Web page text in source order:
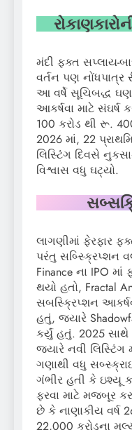
મંદી ફક્ત સપ્લાય-
વર્તન પણ
આ વર્ષે સૂચિબદ્ધ
આકર્ષવા માટે સંઘર્ષ
100 કરોડ થી રૂ.
2026 માં, 22
લિસ્ટિંગ દિવસે
વિશ્વાસ વધુ ઘટ્યો.
લાગણીમાં ફેરફાર
પરંતુ સબ્સ્ક્રિપ્શન
Finance ના IPO
થયો હતો, Fractal
સબસ્ક્રિપ્શન
હતું, જ્યારે
કર્યું હતું. 2025
જ્યારે નવી લિસ્ટિંગ
ગણાથી વધુ
ગંભીર હતી કે ઇશ્યૂ
ફરવા માટે મજબૂર
છે કે નાણાકીય વર્ષ
22,000 કરોડના